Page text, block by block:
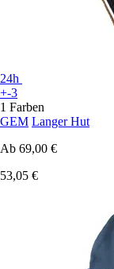
24h
+-3
1 Farben
GEM Langer Hut
Ab 69,00 €
53,05 €